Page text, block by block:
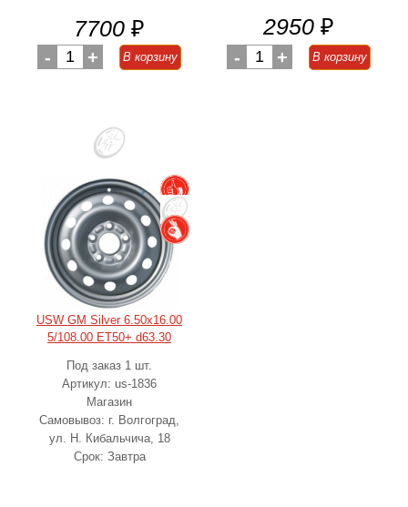
7700 ₽
- 1 + В корзину
2950 ₽
- 1 + В корзину
USW GM Silver 6.50x16.00
5/108.00 ET50+ d63.30
Под заказ 1 шт.
Артикул: us-1836
Магазин
Самовывоз: г. Волгоград,
ул. Н. Кибальчича, 18
Срок: Завтра